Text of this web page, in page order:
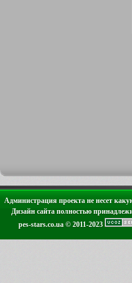
Администрация проекта не несет
Дизайн сайта полностью
pes-stars.co.ua © 2011-2023